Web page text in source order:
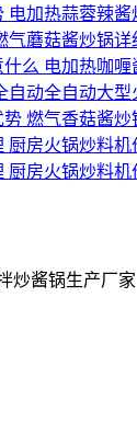
电加热蒜蓉辣
气蘑菇酱炒锅详
么 电加热咖
自动全自动大
燃气香菇酱
厨房火锅炒料机
厨房火锅炒料机
炒酱锅生产厂家